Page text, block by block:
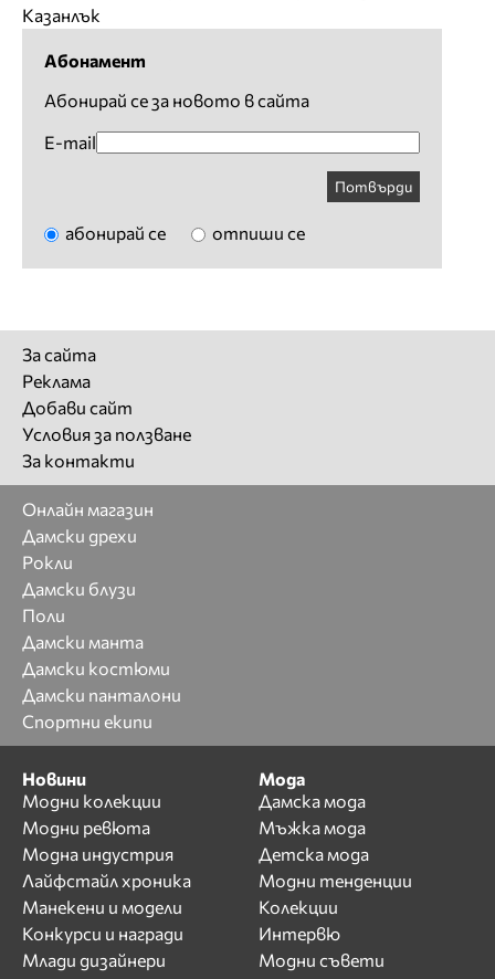
Казанлък
Абонамент
Абонирай се за новото в сайта
E-mail
Потвърди
абонирай се отпиши се
За сайта
Реклама
Добави сайт
Условия за ползване
За контакти
Онлайн магазин
Дамски дрехи
Рокли
Дамски блузи
Поли
Дамски манта
Дамски костюми
Дамски панталони
Спортни екипи
Новини
Модни колекции
Модни ревюта
Модна индустрия
Лайфстайл хроника
Манекени и модели
Конкурси и награди
Млади дизайнери
Мода
Дамска мода
Мъжка мода
Детска мода
Модни тенденции
Колекции
Интервю
Модни съвети